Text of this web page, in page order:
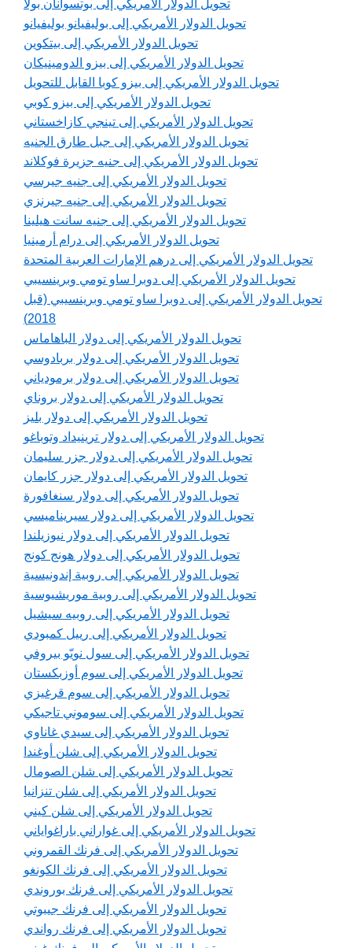
تحويل الدولار الأمريكي إلى بوتسوانان بولا
تحويل الدولار الأمريكي إلى بوليفيانو بوليفيانو
تحويل الدولار الأمريكي إلى بيتكوين
تحويل الدولار الأمريكي إلى بيزو الدومينيكان
تحويل الدولار الأمريكي إلى بيزو كوبا القابل للتحويل
تحويل الدولار الأمريكي إلى بيزو كوبي
تحويل الدولار الأمريكي إلى تينجي كازاخستاني
تحويل الدولار الأمريكي إلى جبل طارق الجنيه
تحويل الدولار الأمريكي إلى جنيه جزيرة فوكلاند
تحويل الدولار الأمريكي إلى جنيه جيرسي
تحويل الدولار الأمريكي إلى جنيه جيرنزي
تحويل الدولار الأمريكي إلى جنيه سانت هيلينا
تحويل الدولار الأمريكي إلى درام أرمينيا
تحويل الدولار الأمريكي إلى درهم الإمارات العربية المتحدة
تحويل الدولار الأمريكي إلى دوبرا ساو تومي وبرينسيبي
تحويل الدولار الأمريكي إلى دوبرا ساو تومي وبرينسيبي (قبل
2018)
تحويل الدولار الأمريكي إلى دولار الباهاماس
تحويل الدولار الأمريكي إلى دولار بربادوسي
تحويل الدولار الأمريكي إلى دولار برمودياني
تحويل الدولار الأمريكي إلى دولار بروناي
تحويل الدولار الأمريكي إلى دولار بليز
تحويل الدولار الأمريكي إلى دولار ترينيداد وتوباغو
تحويل الدولار الأمريكي إلى دولار جزر سليمان
تحويل الدولار الأمريكي إلى دولار جزر كايمان
تحويل الدولار الأمريكي إلى دولار سنغافورة
تحويل الدولار الأمريكي إلى دولار سيريناميسي
تحويل الدولار الأمريكي إلى دولار نيوزيلندا
تحويل الدولار الأمريكي إلى دولار هونج كونج
تحويل الدولار الأمريكي إلى روبية إندونيسية
تحويل الدولار الأمريكي إلى روبية موريشيوسية
تحويل الدولار الأمريكي إلى روبيه سيشيل
تحويل الدولار الأمريكي إلى رييل كمبودي
تحويل الدولار الأمريكي إلى سول نويّو بيروفي
تحويل الدولار الأمريكي إلى سوم أوزبكستان
تحويل الدولار الأمريكي إلى سوم قرغيزي
تحويل الدولار الأمريكي إلى سوموني تاجيكي
تحويل الدولار الأمريكي إلى سيدي غاناوي
تحويل الدولار الأمريكي إلى شلن أوغندا
تحويل الدولار الأمريكي إلى شلن الصومال
تحويل الدولار الأمريكي إلى شلن تنزانيا
تحويل الدولار الأمريكي إلى شلن كيني
تحويل الدولار الأمريكي إلى غواراني باراغواياني
تحويل الدولار الأمريكي إلى فرنك القمروني
تحويل الدولار الأمريكي إلى فرنك الكونغو
تحويل الدولار الأمريكي إلى فرنك بوروندي
تحويل الدولار الأمريكي إلى فرنك جيبوتي
تحويل الدولار الأمريكي إلى فرنك رواندي